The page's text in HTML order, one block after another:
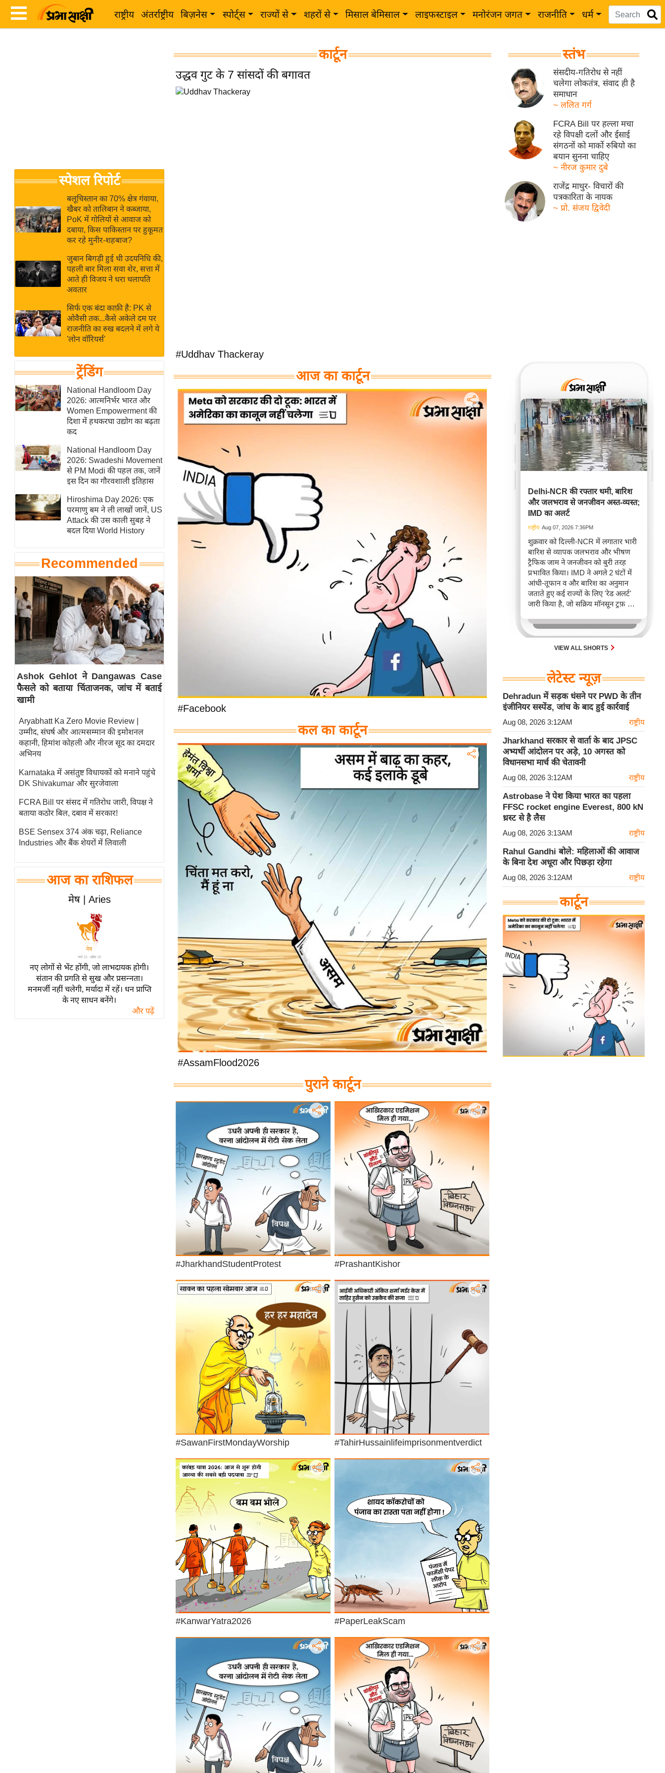
राष्ट्रीय अंतर्राष्ट्रीय बिज़नेस स्पोर्ट्स राज्यों से शहरों से मिसाल बेमिसाल लाइफस्टाइल मनोरंजन जगत राजनीति धर्म
Breaking
News in
Hindi
Hindi
Videos
जगत
राय
बजट
IPL
2026
ई-पेपर
मिसाल बेमिसाल
शख्सियत
यंग इंडिया
साहित्य जगत
ऑटो वर्ल्ड
न्यूज ब्रीफ
मनोरंजन जगत
बॉलीवुड
हॉलीवुड
फिल्म समीक्षा
Breaking
News
लाइफस्टाइल
टेक्नॉलॉजी
घरेलू नुस्खे
पर्यटन स्थल
फिटनेस मंत्रा
रिलेशनशिप
राजनीति
विश्लेषण
समसामयिक
मातृभूमि
स्तंभ
एम.
आई.
चाय पर
समीक्षा
ज्योतिष
महिमा/
धर्मस्थल
व्रत
त्योहार
राशिफल
विशेष
स्पेशल रिपोर्ट
बलूचिस्तान का 70% क्षेत्र गंवाया,
खैबर को तालिबान ने कब्जाया,
PoK में गोलियों से आवाज को
दबाया, किस पाकिस्तान पर हुकूमत
कर रहे मुनीर-शहबाज?
जुबान बिगड़ी हुई थी उदयनिधि की,
पहली बार मिला सवा शेर, सत्ता में
आते ही विजय ने धरा थलापति
अवतार
सिर्फ एक बंदा काफ़ी है: PK से
ओवैसी तक...कैसे अकेले दम पर
राजनीति का रुख बदलने में लगे ये
'लोन वॉरियर्स'
ट्रेंडिंग
National Handloom Day
2026: आत्मनिर्भर भारत और
Women Empowerment की
दिशा में हथकरघा उद्योग का बढ़ता
कद
National Handloom Day
2026: Swadeshi Movement
से PM Modi की पहल तक, जानें
इस दिन का गौरवशाली इतिहास
Hiroshima Day 2026: एक
परमाणु बम ने ली लाखों जानें, US
Attack की उस काली सुबह ने
बदल दिया World History
Recommended
Ashok Gehlot ने Dangawas Case
फैसले को बताया चिंताजनक, जांच में बताई
खामी
Aryabhatt Ka Zero Movie Review |
उम्मीद, संघर्ष और आत्मसम्मान की इमोशनल
कहानी, हिमांश कोहली और नीरज सूद का दमदार
अभिनय
Karnataka में असंतुष्ट विधायकों को मनाने पहुंचे
DK Shivakumar और सुरजेवाला
FCRA Bill पर संसद में गतिरोध जारी, विपक्ष ने
बताया कठोर बिल, दबाव में सरकार!
BSE Sensex 374 अंक चढ़ा, Reliance
Industries और बैंक शेयरों में लिवाली
आज का राशिफल
मेष | Aries
नए लोगों से भेंट होंगी, जो लाभदायक होगी।
संतान की प्रगति से सुख और प्रसन्नता।
मनमर्जी नहीं चलेगी, मर्यादा में रहें। धन प्राप्ति
के नए साधन बनेंगे।
और पढ़ें
कार्टून
उद्धव गुट के 7 सांसदों की बगावत
#Uddhav Thackeray
आज का कार्टून
#Facebook
कल का कार्टून
#AssamFlood2026
पुराने कार्टून
#JharkhandStudentProtest #PrashantKishor
#SawanFirstMondayWorship #TahirHussainlifeimprisonmentverdict
#KanwarYatra2026 #PaperLeakScam
स्तंभ
संसदीय-गतिरोध से नहीं
चलेगा लोकतंत्र, संवाद ही है
समाधान
~ ललित गर्ग
FCRA Bill पर हल्ला मचा
रहे विपक्षी दलों और ईसाई
संगठनों को मार्को रुबियो का
बयान सुनना चाहिए
~ नीरज कुमार दुबे
राजेंद्र माथुर- विचारों की
पत्रकारिता के नायक
~ प्रो. संजय द्विवेदी
Delhi-NCR की रफ्तार थमी, बारिश
और जलभराव से जनजीवन अस्त-व्यस्त;
IMD का अलर्ट
राष्ट्रीय Aug 07, 2026 7:36PM
शुक्रवार को दिल्ली-NCR में लगातार भारी
बारिश से व्यापक जलभराव और भीषण
ट्रैफिक जाम ने जनजीवन को बुरी तरह
प्रभावित किया। IMD ने अगले 2 घंटों में
आंधी-तूफान व और बारिश का अनुमान
जताते हुए कई राज्यों के लिए 'रेड अलर्ट'
जारी किया है, जो सक्रिय मॉनसून ट्रफ़ और
जिससे यातायात बाधित होने के साथ-साथ
सफदरजंग अस्पताल में भी जलभराव की
स्थिति बनी।VIEW ALL SHORTS
लेटेस्ट न्यूज़
Dehradun में सड़क धंसने पर PWD के तीन
इंजीनियर सस्पेंड, जांच के बाद हुई कार्रवाई
Aug 08, 2026 3:12AM राष्ट्रीय
Jharkhand सरकार से वार्ता के बाद JPSC
अभ्यर्थी आंदोलन पर अड़े, 10 अगस्त को
विधानसभा मार्च की चेतावनी
Aug 08, 2026 3:12AM राष्ट्रीय
Astrobase ने पेश किया भारत का पहला
FFSC rocket engine Everest, 800 kN
थ्रस्ट से है लैस
Aug 08, 2026 3:13AM राष्ट्रीय
Rahul Gandhi बोले: महिलाओं की आवाज
के बिना देश अधूरा और पिछड़ा रहेगा
Aug 08, 2026 3:12AM राष्ट्रीय
कार्टून